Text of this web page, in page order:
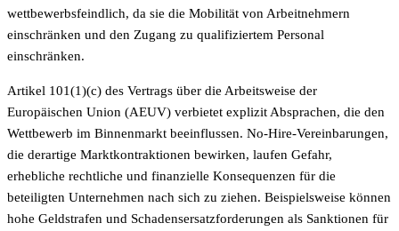
wettbewerbsfeindlich, da sie die Mobilität von Arbeitnehmern
einschränken und den Zugang zu qualifiziertem Personal
einschränken.
Artikel 101(1)(c) des Vertrags über die Arbeitsweise der
Europäischen Union (AEUV) verbietet explizit Absprachen, die den
Wettbewerb im Binnenmarkt beeinflussen. No-Hire-Vereinbarungen,
die derartige Marktkontraktionen bewirken, laufen Gefahr,
erhebliche rechtliche und finanzielle Konsequenzen für die
beteiligten Unternehmen nach sich zu ziehen. Beispielsweise können
hohe Geldstrafen und Schadensersatzforderungen als Sanktionen für